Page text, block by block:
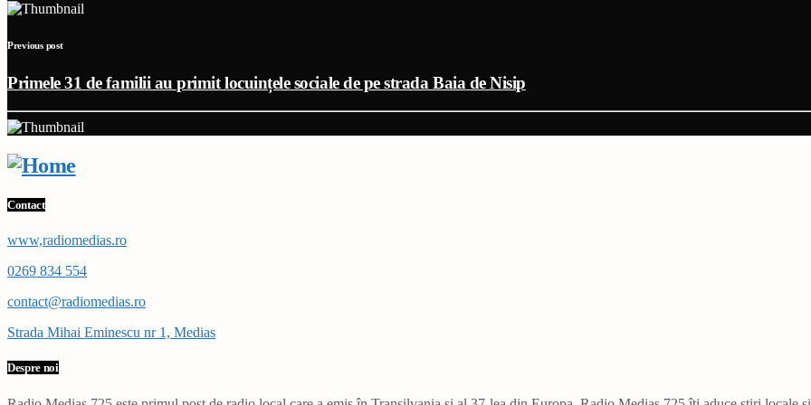
Previous post
Primele 31 de familii au primit locuințele sociale de pe strada Baia de Nisip
Contact
www,radiomedias.ro
0269 834 554
contact@radiomedias.ro
Strada Mihai Eminescu nr 1, Medias
Despre noi